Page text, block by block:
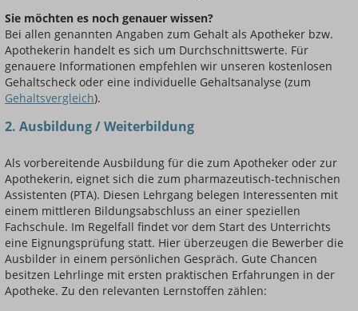
Sie möchten es noch genauer wissen?
Bei allen genannten Angaben zum Gehalt als Apotheker bzw.
Apothekerin handelt es sich um Durchschnittswerte. Für
genauere Informationen empfehlen wir unseren kostenlosen
Gehaltscheck oder eine individuelle Gehaltsanalyse (zum
Gehaltsvergleich).
2. Ausbildung / Weiterbildung
Als vorbereitende Ausbildung für die zum Apotheker oder zur
Apothekerin, eignet sich die zum pharmazeutisch-technischen
Assistenten (PTA). Diesen Lehrgang belegen Interessenten mit
einem mittleren Bildungsabschluss an einer speziellen
Fachschule. Im Regelfall findet vor dem Start des Unterrichts
eine Eignungsprüfung statt. Hier überzeugen die Bewerber die
Ausbilder in einem persönlichen Gespräch. Gute Chancen
besitzen Lehrlinge mit ersten praktischen Erfahrungen in der
Apotheke. Zu den relevanten Lernstoffen zählen: